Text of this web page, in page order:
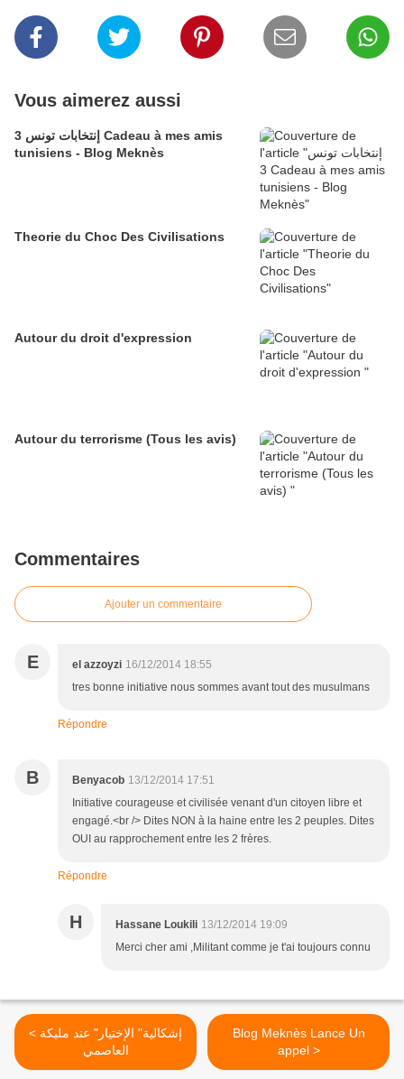
Vous aimerez aussi
إنتخابات تونس 3 Cadeau à mes amis
tunisiens - Blog Meknès
Theorie du Choc Des Civilisations
Autour du droit d'expression
Autour du terrorisme (Tous les avis)
Commentaires
Ajouter un commentaire
E el azzoyzi 16/12/2014 18:55
tres bonne initiative nous sommes avant tout des musulmans
Répondre
B Benyacob 13/12/2014 17:51
Initiative courageuse et civilisée venant d'un citoyen libre et
engagé.<br /> Dites NON à la haine entre les 2 peuples. Dites
OUI au rapprochement entre les 2 frères.
Répondre
H Hassane Loukili 13/12/2014 19:09
Merci cher ami ,Militant comme je t'ai toujours connu
< إشكالية" الإختيار" عند مليكة
العاصمي
Blog Meknès Lance Un
appel >